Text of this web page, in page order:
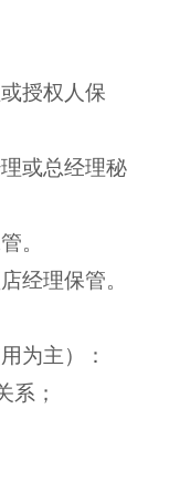
授权人保
或总经理秘
。
经理保管。
为主）：
；